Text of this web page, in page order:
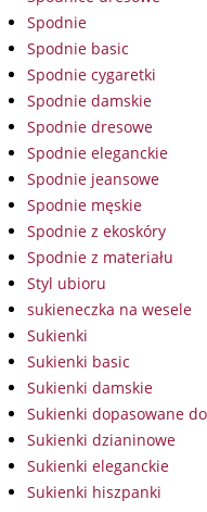
Spodnie
Spodnie basic
Spodnie cygaretki
Spodnie damskie
Spodnie dresowe
Spodnie eleganckie
Spodnie jeansowe
Spodnie męskie
Spodnie z ekoskóry
Spodnie z materiału
Styl ubioru
sukieneczka na wesele
Sukienki
Sukienki basic
Sukienki damskie
Sukienki dopasowane
Sukienki dzianinowe
Sukienki eleganckie
Sukienki hiszpanki